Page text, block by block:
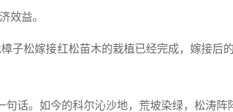
效益。
子松嫁接红松苗木的栽植已经完成，嫁接后
话。如今的科尔沁沙地，荒坡染绿，松涛阵